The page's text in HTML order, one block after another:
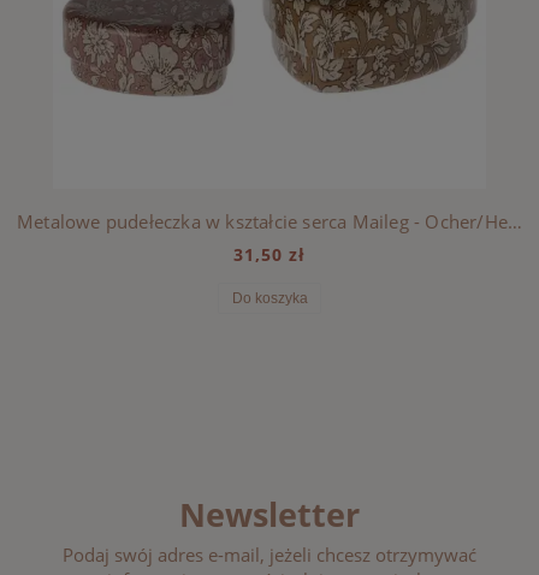
Metalowe pudełeczka w kształcie serca Maileg - Ocher/Heather blossom
31,50 zł
Do koszyka
Newsletter
Podaj swój adres e-mail, jeżeli chcesz otrzymywać